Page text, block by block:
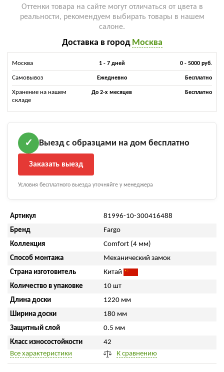
Оттенки товара на сайте могут отличаться от цвета в
реальности, рекомендуем выбирать товары в нашем
салоне.
Доставка в город Москва
Москва 1 - 7 дней 0 - 5000 руб.
Самовывоз Ежедневно Бесплатно
Хранение на нашем
складе
До 2-х месяцев Бесплатно
✓ Выезд с образцами на дом бесплатно
Заказать выезд
Условия бесплатного выезда уточняйте у менеджера
Артикул
81996-10-300416488
Бренд
Fargo
Коллекция
Comfort (4 мм)
Способ монтажа
Механический замок
Страна изготовитель
Китай
Количество в упаковке
10 шт
Длина доски
1220 мм
Ширина доски
180 мм
Защитный слой
0.5 мм
Класс износостойкости
42
Все характеристики
К сравнению